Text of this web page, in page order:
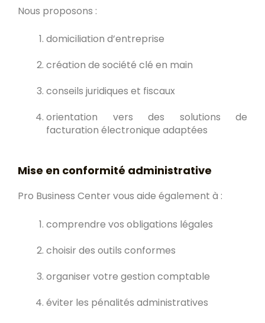
Nous proposons :
domiciliation d’entreprise
création de société clé en main
conseils juridiques et fiscaux
orientation vers des solutions de
facturation électronique adaptées
Mise en conformité administrative
Pro Business Center vous aide également à :
comprendre vos obligations légales
choisir des outils conformes
organiser votre gestion comptable
éviter les pénalités administratives